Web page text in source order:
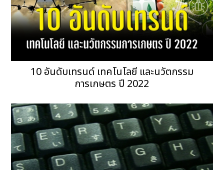
10 อันดับเทรนด์ เทคโนโลยี และนวัตกรรม
การเกษตร ปี 2022